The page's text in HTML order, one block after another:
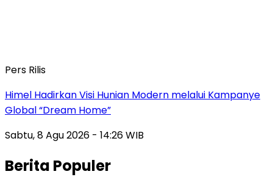
Pers Rilis
Himel Hadirkan Visi Hunian Modern melalui Kampanye
Global “Dream Home”
Sabtu, 8 Agu 2026 - 14:26 WIB
Berita Populer